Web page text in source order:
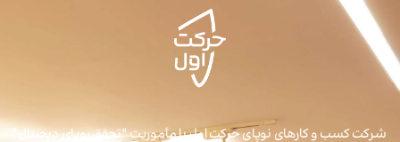
شرکت کسب و کارهای نوپای حرکت اول با مأموریت “تحقق رویای دیجیتال”